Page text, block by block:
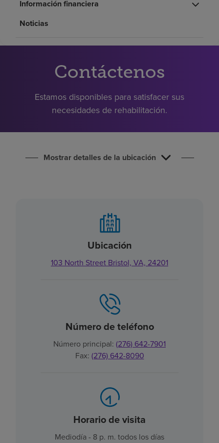
Buscar un centro
Información financiera
Noticias
Contáctenos
Estamos disponibles para satisfacer sus
necesidades de rehabilitación.
Mostrar detalles de la ubicación
Ubicación
103 North Street Bristol, VA, 24201
Número de teléfono
Número principal: (276) 642-7901
Fax: (276) 642-8090
Horario de visita
Mediodía - 8 p. m. todos los días